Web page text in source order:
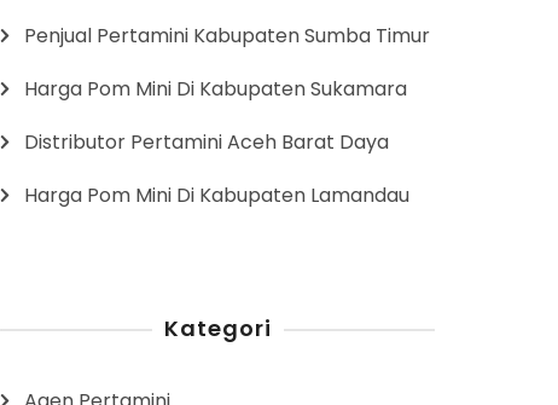
Penjual Pertamini Kabupaten Sumba Timur
Harga Pom Mini Di Kabupaten Sukamara
Distributor Pertamini Aceh Barat Daya
Harga Pom Mini Di Kabupaten Lamandau
Kategori